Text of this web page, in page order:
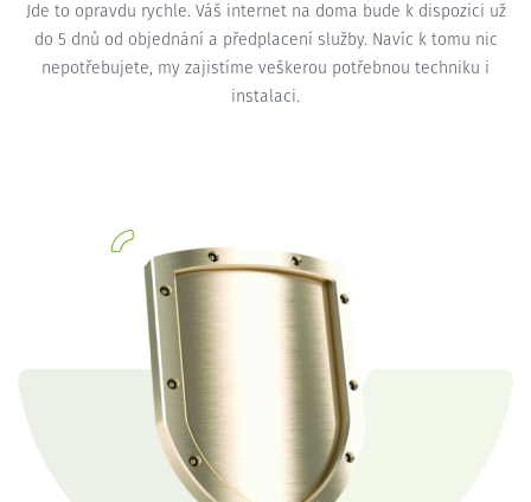
Jde to opravdu rychle. Váš internet na doma bude k dispozici už
do 5 dnů od objednání a předplacení služby. Navíc k tomu nic
nepotřebujete, my zajistíme veškerou potřebnou techniku i
instalaci.